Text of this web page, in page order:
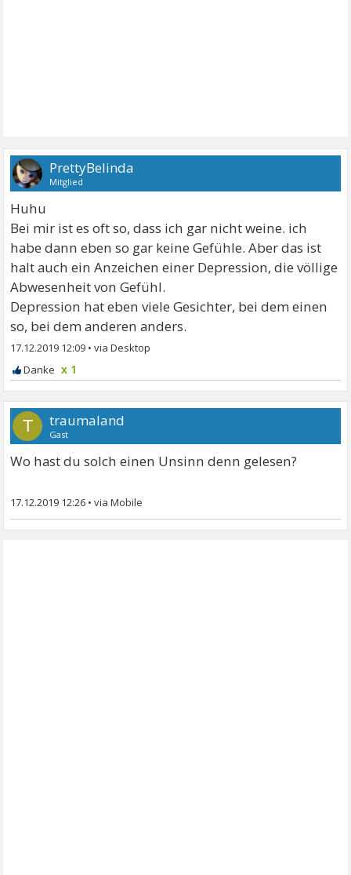
PrettyBelinda
Mitglied
Huhu
Bei mir ist es oft so, dass ich gar nicht weine. ich
habe dann eben so gar keine Gefühle. Aber das ist
halt auch ein Anzeichen einer Depression, die völlige
Abwesenheit von Gefühl.
Depression hat eben viele Gesichter, bei dem einen
so, bei dem anderen anders.
17.12.2019 12:09 •
x 1
T traumaland
Gast
Wo hast du solch einen Unsinn denn gelesen?
17.12.2019 12:26 •